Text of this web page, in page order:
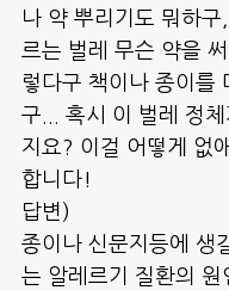
나 약 뿌리기도 뭐하구
르는 벌레 무슨 약을
렇다구 책이나 종이를
구... 혹시 이 벌레 정
지요? 이걸 어떻게 없
합니다!
답변)
종이나 신문지등에 생
는 알레르기 질환의 원